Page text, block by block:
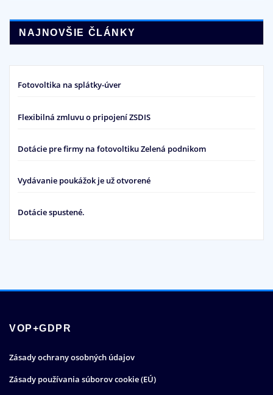
NAJNOVŠIE ČLÁNKY
Fotovoltika na splátky-úver
Flexibilná zmluvu o pripojení ZSDIS
Dotácie pre firmy na fotovoltiku Zelená podnikom
Vydávanie poukážok je už otvorené
Dotácie spustené.
VOP+GDPR
Zásady ochrany osobných údajov
Zásady používania súborov cookie (EÚ)